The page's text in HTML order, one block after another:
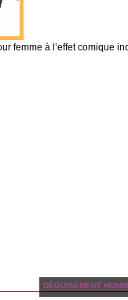
femme à l’effet comique
DÉGUISEMENT